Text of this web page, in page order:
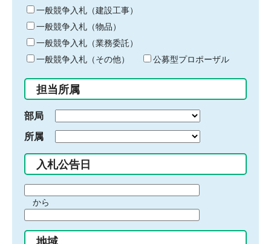
キ
ー
ワ
ー
ド
入
力
一般競争入札（建設工事）
一般競争入札（物品）
一般競争入札（業務委託）
一般競争入札（その他）
公募型プロポーザル
担当所属
部局
所属
入札公告日
間
始
から
間
地域